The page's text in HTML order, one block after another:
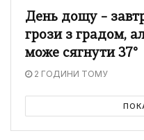
День дощу –
грози з градом,
може сягнути 37°
2 ГОДИНИ ТОМУ